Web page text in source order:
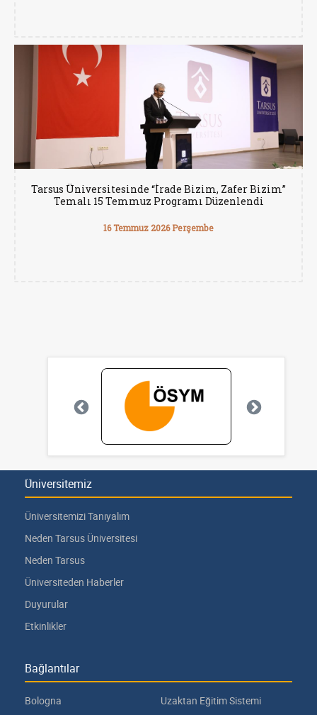
Tarsus Üniversitesinde “İrade Bizim, Zafer Bizim”
Temalı 15 Temmuz Programı Düzenlendi
16 Temmuz 2026 Perşembe
Üniversitemiz
Üniversitemizi Tanıyalım
Neden Tarsus Üniversitesi
Neden Tarsus
Üniversiteden Haberler
Duyurular
Etkinlikler
Bağlantılar
Bologna
Uzaktan Eğitim Sistemi